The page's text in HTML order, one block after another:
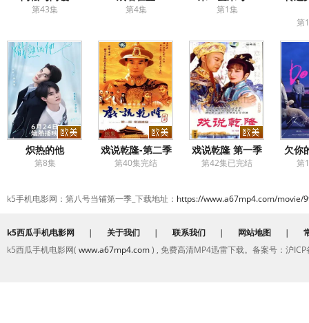
第43集 第4集 第1集
第
炽热的他
第8集
戏说乾隆-第二季
第40集完结
戏说乾隆 第一季
第42集已完结
欠你
第
k5手机电影网：第八号当铺第一季_下载地址： https://www.a67mp4.com/movie/
k5西瓜手机电影网 | 关于我们 | 联系我们 | 网站地图 |
k5西瓜手机电影网( www.a67mp4.com) , 免费高清MP4迅雷下载。备案号：沪